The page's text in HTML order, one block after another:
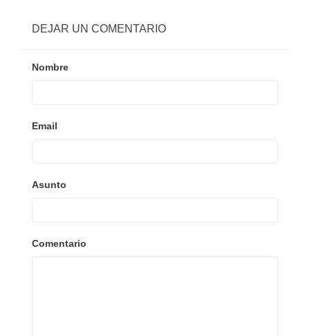
DEJAR UN COMENTARIO
Nombre
Email
Asunto
Comentario